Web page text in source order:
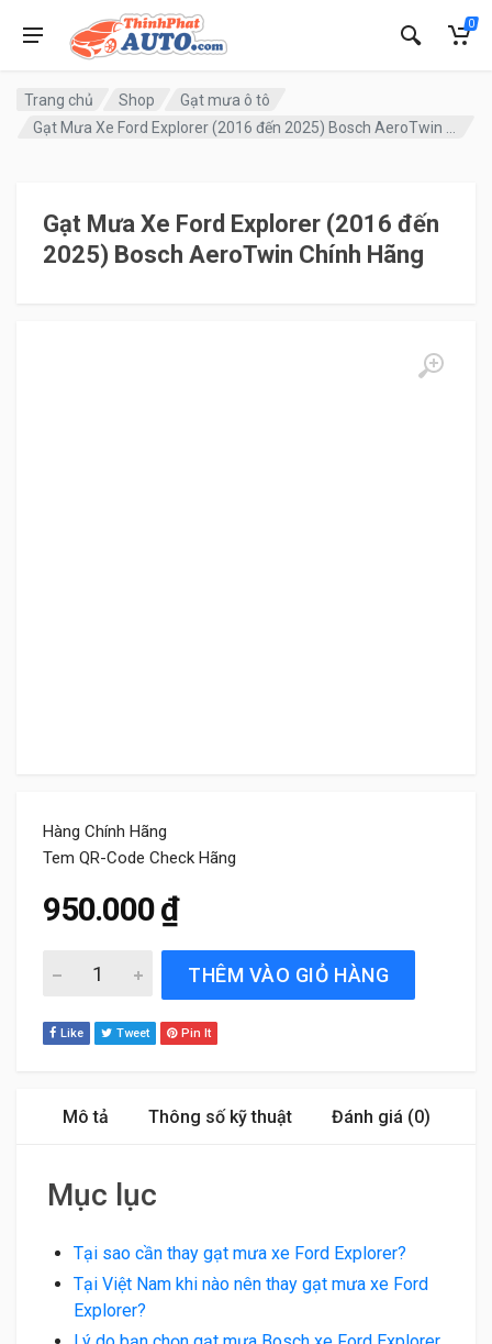
0
Trang chủ Shop
Gạt mưa ô tô
Gạt Mưa Xe Ford Explorer (2016 đến
2025) Bosch AeroTwin Chính Hãng
Hàng Chính Hãng
Tem QR-Code Check Hãng
950.000₫
Gạt Mưa Xe Ford Explorer (2016 đến 2025) Bosch
THÊM VÀO GIỎ HÀNG
Like Tweet Pin It
Mô tả Thông số kỹ thuật Đánh giá (0)
Mục lục
Tại sao cần thay gạt mưa xe Ford Explorer?
Tại Việt Nam khi nào nên thay gạt mưa xe Ford
Explorer?